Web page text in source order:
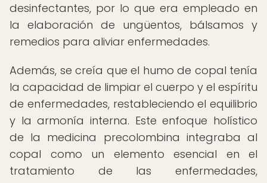
desinfectantes, por lo que era empleado en
la elaboración de ungüentos, bálsamos y
remedios para aliviar enfermedades.
Además, se creía que el humo de copal tenía
la capacidad de limpiar el cuerpo y el espíritu
de enfermedades, restableciendo el equilibrio
y la armonía interna. Este enfoque holístico
de la medicina precolombina integraba al
copal como un elemento esencial en el
tratamiento de las enfermedades,